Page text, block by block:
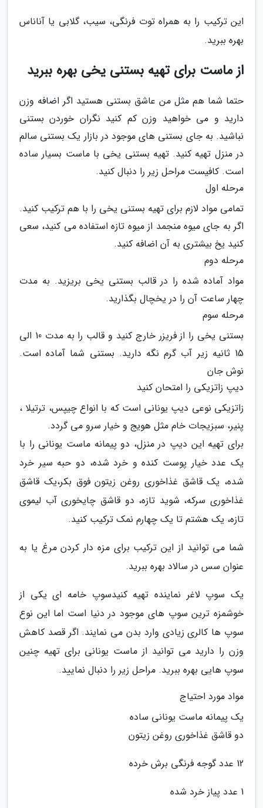
این ترکیب را به همراه توت فرنگی، سیب، گلابی یا آناناس
بهره ببرید.
از ماست برای تهیه بستنی یخی بهره ببرید
حتما شما هم مثل من عاشق بستنی هستید اگر اضافه وزن
دارید و می خواهید وزن کم کنید نگران خوردن بستنی
نباشید. به جای بستنی های موجود در بازار یک بستنی سالم
در منزل تهیه کنید. تهیه بستنی یخی با ماست بسیار ساده
است. کافیست مراحل زیر را دنبال کنید.
مرحله اول
تمامی مواد لازم برای تهیه بستنی یخی را با هم ترکیب کنید.
اگر به جای میوه منجمد از میوه تازه استفاده می کنید، سعی
کنید یخ بیشتری به آن اضافه کنید.
مرحله دوم
مواد آماده شده را در قالب بستنی یخی بریزید. به مدت
چهار ساعت آن را در یخچال بگذارید.
مرحله سوم
بستنی یخی را از فریزر خارج کنید و قالب را به مدت 10 الی
15 ثانیه زیر آب گرم نگه دارید. بستنی شما آماده است.
نوش جان
دیپ زاتزیکی را امتحان کنید
زاتزیکی نوعی دیپ یونانی است که با انواع چیپس، ترتیلا ،
پنیر، سبزیجات خام مثل هویج و خیار سرو می گردد.
برای تهیه این دیپ در منزل، دو پیمانه ماست یونانی را با
یک عدد خیار پوست کنده و خرد شده، دو حبه سیر خرد
شده، یک قاشق غذاخوری روغن زیتون فوق بکر،یک قاشق
غذاخوری سرکه، شوید تازه، دو قاشق چایخوری آب لیموی
تازه، یک هشتم تا یک چهارم نمک ترکیب کنید.
شما می توانید از این ترکیب برای مزه دار کردن مرغ یا به
عنوان سس در سالاد بهره ببرید.
یک سوپ لاغر نماینده تهیه کنیدسوپ خامه ای یکی از
خوشمزه ترین سوپ های موجود در دنیا است اما این نوع
سوپ ها کالری زیادی وارد بدن می نمایند. اگر قصد کاهش
وزن را دارید می توانید از ماست یونانی برای تهیه چنین
سوپ هایی بهره ببرید. مراحل زیر را دنبال نمایید.
مواد مورد احتیاج
یک پیمانه ماست یونانی ساده
دو قاشق غذاخوری روغن زیتون
12 عدد گوجه فرنگی برش خرده
1 عدد پیاز خرد شده